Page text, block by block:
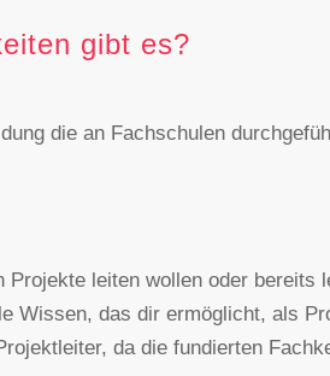
gibt es?
die an Fachschulen
leiten wollen oder bereits
Wissen, das dir ermöglicht, als
da die fundierten